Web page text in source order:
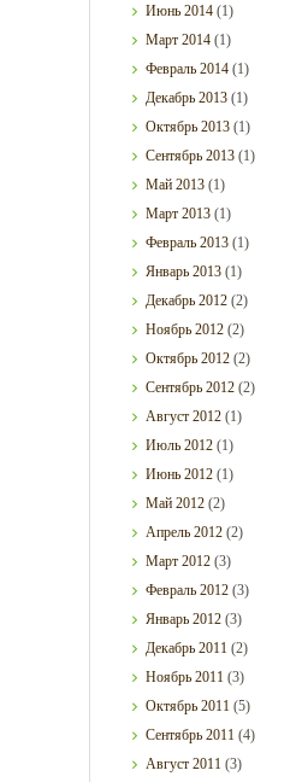
Июнь2014 (1)
Март2014 (1)
Февраль2014 (1)
Декабрь2013 (1)
Октябрь2013 (1)
Сентябрь2013 (1)
Май2013 (1)
Март2013 (1)
Февраль2013 (1)
Январь2013 (1)
Декабрь2012 (2)
Ноябрь2012 (2)
Октябрь2012 (2)
Сентябрь2012 (2)
Август2012 (1)
Июль2012 (1)
Июнь2012 (1)
Май2012 (2)
Апрель2012 (2)
Март2012 (3)
Февраль2012 (3)
Январь2012 (3)
Декабрь2011 (2)
Ноябрь2011 (3)
Октябрь2011 (5)
Сентябрь2011 (4)
Август2011 (3)